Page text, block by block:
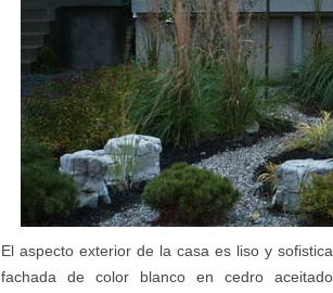
El aspecto exterior de la casa es liso y
fachada de color blanco en cedro